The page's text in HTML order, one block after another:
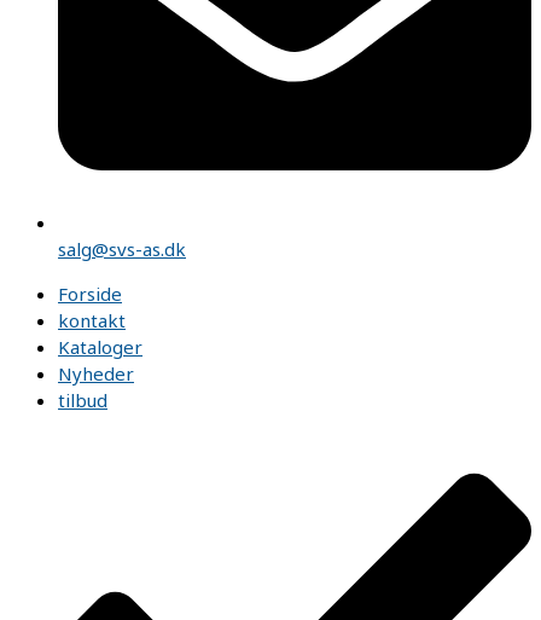
salg@svs-as.dk
Forside
kontakt
Kataloger
Nyheder
tilbud